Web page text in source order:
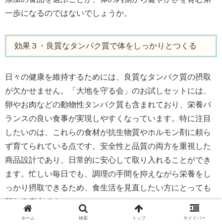
一歩になるのではないでしょうか。
効果３・良質なタンパク質で体をしっかりとつくる
日々の健康を維持するためには、良質なタンパク質の摂取
が欠かせません。「大地を守る会」のお試しセットには、
卵やお肉などの動物性タンパク質も含まれており、栄養バ
ランスの良い食事が実現しやすくなっています。特に注目
したいのは、これらの食材が抗生物質やホルモン剤に頼ら
ず育てられている点です。安全性と品質の両方を重視した
商品設計であり、日常的に安心して取り入れることができ
ます。忙しい毎日でも、調理の手間を抑えながら栄養をし
っかり摂取できるため、食生活を見直したい方にとっても
頼れる存在です。
ホーム 検索 トップ サイドバー